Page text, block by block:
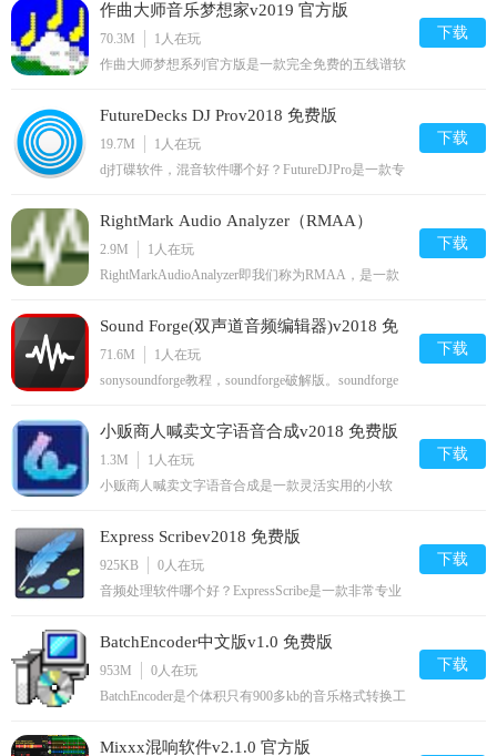
作曲大师音乐梦想家v2019 官方版
70.3M 1 人在玩
作曲大师梦想系列官方版是一款完全免费的五线谱软
手；软件使用完全免费，可以自己通过各种方式来不
断提升权限。
下载
FutureDecks DJ Prov2018 免费版
19.7M 1 人在玩
dj打碟软件，混音软件哪个好？FutureDJPro是一款专
平台和采样器之间切换，制作出美妙的音频。
下载
RightMark Audio Analyzer（RMAA）
v6.4.4 中文版
2.9M 1 人在玩
RightMarkAudioAnalyzer即我们称为RMAA，是一款
实时声音设备的输出表现，软件简单易用，是一款普
适的基准测试工具。
下载
Sound Forge(双声道音频编辑器)v2018 免
费版
71.6M 1 人在玩
sonysoundforge教程，soundforge破解版。soundforge
一款集音频整合编辑合成为一体的音频编辑工具。
下载
小贩商人喊卖文字语音合成v2018 免费版
1.3M 1 人在玩
小贩商人喊卖文字语音合成是一款灵活实用的小软
性，那这款软件就能为你打造属于用户自己的独特叫
下载
Express Scribev2018 免费版
925KB 0 人在玩
音频处理软件哪个好？ExpressScribe是一款非常专业
户可以直接下载体验！
下载
BatchEncoder中文版v1.0 免费版
953M 0 人在玩
BatchEncoder是个体积只有900多kb的音乐格式转换工
小了很多。
下载
Mixxx混响软件v2.1.0 官方版